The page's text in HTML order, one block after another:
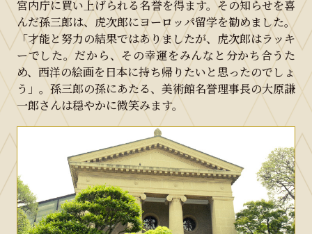
宮内庁に買い上げられる名誉を得ます。その知らせを喜
んだ孫三郎は、虎次郎にヨーロッパ留学を勧めました。
「才能と努力の結果ではありましたが、虎次郎はラッキ
ーでした。だから、その幸運をみんなと分かち合うた
め、西洋の絵画を日本に持ち帰りたいと思ったのでしょ
う」。孫三郎の孫にあたる、美術館名誉理事長の大原謙
一郎さんは穏やかに微笑みます。